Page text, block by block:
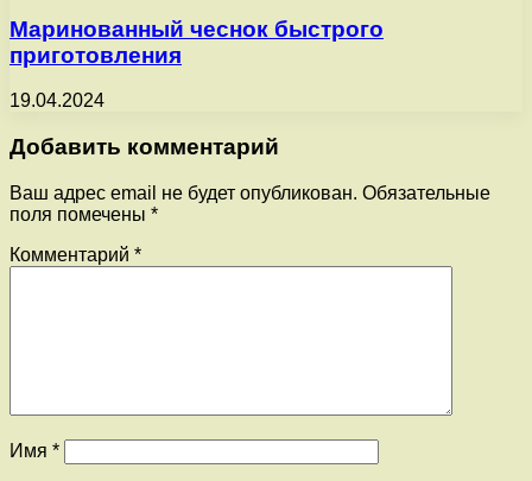
Маринованный чеснок быстрого
приготовления
19.04.2024
Добавить комментарий
Ваш адрес email не будет опубликован. Обязательные
поля помечены *
Комментарий *
Имя *